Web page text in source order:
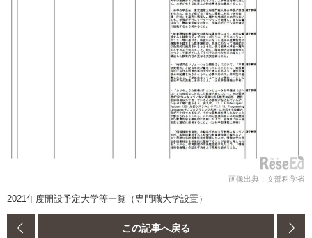
画像出典：文部科学省
2021年度開設予定大学等一覧（専門職大学設置）
この記事へ戻る